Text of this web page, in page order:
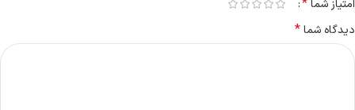
امتیاز شما*
دیدگاه شما*